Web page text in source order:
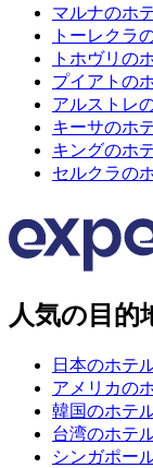
マルナのホ
トーレクラ
トホヴリの
プイアトの
アルストレ
キーサのホ
キングのホ
セルクラの
人気の目的
日本のホテ
アメリカの
韓国のホテ
台湾のホテ
シンガポー